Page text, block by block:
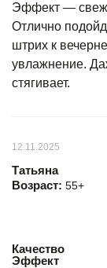
Эффект —
Отлично
штрих к
увлажнение.
стягивает.
12.11.2025
Татьяна
Возраст: 55+
Качество
Эффект